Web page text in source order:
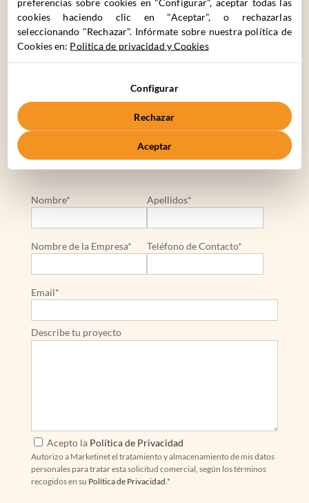
¿CÓMOPODEMOS
AYUDARTE?
C. Cronos 63, 28037 Madrid
+34 910 061 582
Nombre* Apellidos*
Nombre de la Empresa* Teléfono de Contacto*
Email*
Describe tu proyecto
Acepto la Política de Privacidad
Autorizo a Marketinet el tratamiento y almacenamiento de mis datos
personales para tratar esta solicitud comercial, según los términos
recogidos en su Política de Privacidad.*
cookies haciendo clic en "Aceptar", o rechazarlas
seleccionando "Rechazar". Infórmate sobre nuestra política de
Cookies en: Politica de privacidad y Cookies
Configurar
Rechazar
Aceptar